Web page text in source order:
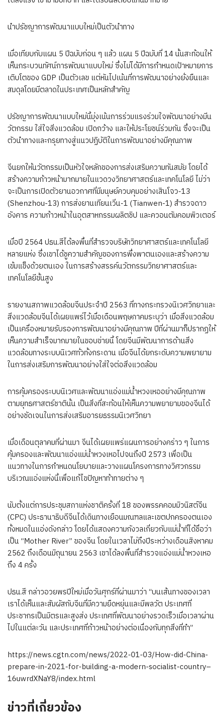
นำปรัชญาการพัฒนาแบบใหม่เป็นตัวนำทาง
เมื่อเทียบกับแผน 5 ปีฉบับก่อน ๆ แล้ว แผน 5 ปีฉบับที่ 14 นั้นสะท้อนให้
เห็นกระบวนทัศน์การพัฒนาแบบใหม่ ซึ่งไม่ได้มีการกำหนดเป้าหมายการ
เติบโตของ GDP เป็นตัวเลข แต่หันไปเน้นที่การพัฒนาอย่างยั่งยืนและ
สมดุลโดยมีตลาดในประเทศเป็นหลักสำคัญ
ปรัชญาการพัฒนาแบบใหม่นี้มุ่งเน้นการร่วมแรงร่วมใจพัฒนาอย่างมีน
วัตกรรม ใส่ใจสิ่งแวดล้อม เปิดกว้าง และให้ประโยชน์ร่วมกัน ซึ่งจะเป็น
ตัวนำทางและกรุยทางสู่แนวปฏิบัติในการพัฒนาอย่างมีคุณภาพ
จีนยกให้นวัตกรรมเป็นหัวใจหลักของการส่งเสริมความทันสมัย โดยได้
สร้างความก้าวหน้ามากมายในแวดวงวิทยาศาสตร์และเทคโนโลยี ไม่ว่า
จะเป็นการเปิดตัวยานอวกาศที่มีมนุษย์ควบคุมอย่างเสินโจว-13
(Shenzhou-13) การส่งยานเทียนเวิ่น-1 (Tianwen-1) สำรวจดาว
อังคาร ความก้าวหน้าในอุตสาหกรรมผลิตชิป และควอนตัมคอมพิวเตอร์
เมื่อปี 2564 ปธน.สีได้ลงพื้นที่สำรวจบริษัทวิทยาศาสตร์และเทคโนโลยี
หลายแห่ง ซึ่งเขาได้ชูความสำคัญของการพึ่งพาตนเองและสร้างความ
เข้มแข็งด้วยตนเอง ในการสร้างสรรค์นวัตกรรมวิทยาศาสตร์และ
เทคโนโลยีขั้นสูง
รายงานสภาพแวดล้อมจีนประจำปี 2563 ที่ทางกระทรวงนิเวศวิทยาและ
สิ่งแวดล้อมจีนได้เผยแพร่ไว้เมื่อเดือนพฤษภาคมระบุว่า เมื่อสิ่งแวดล้อม
เป็นเครื่องหมายรับรองการพัฒนาอย่างมีคุณภาพ ปีที่ผ่านมาก็ปรากฏให้
เห็นความสำเร็จมากมายในขอบข่ายนี้ โดยจีนมีพัฒนาการด้านสิ่ง
แวดล้อมทางระบบนิเวศทั่วทั้งกระดาน เมื่อจีนได้ยกระดับความพยายาม
ในการส่งเสริมการพัฒนาอย่างใส่ใจต่อสิ่งแวดล้อม
การคุ้มครองระบบนิเวศและพัฒนาแอ่งแม่น้ำหวงเหออย่างมีคุณภาพ
ตามยุทธศาสตร์ชาตินั้น เป็นสิ่งที่สะท้อนให้เห็นความพยายามของจีนได้
อย่างชัดเจนในการส่งเสริมอารยธรรมนิเวศวิทยา
เมื่อเดือนตุลาคมที่ผ่านมา จีนได้เผยแพร่แผนการอย่างคร่าว ๆ ในการ
คุ้มครองและพัฒนาแอ่งแม่น้ำหวงเหอไปจนถึงปี 2573 เพื่อเป็น
แนวทางในการกำหนดนโยบายและวางแผนโครงการทางวิศวกรรม
บริเวณแอ่งแห่งนี้เพื่อแก้ไขปัญหาท้าทายต่าง ๆ
นับตั้งแต่การประชุมสภาแห่งชาติครั้งที่ 18 ของพรรคคอมมิวนิสต์จีน
(CPC) ประธานาธิบดีจีนได้เดินทางเยือนมณฑลและเขตปกครองตนเอง
ทั้งหมดในแอ่งดังกล่าว โดยได้แสดงความกังวลเกี่ยวกับแม่น้ำที่ได้ชื่อว่า
เป็น “Mother River” ของจีน โดยในเวลาไม่ถึงปีระหว่างเดือนสิงหาคม
2562 ถึงเดือนมิถุนายน 2563 เขาได้ลงพื้นที่สำรวจแอ่งแม่น้ำหวงเหอ
ถึง 4 ครั้ง
ปธน.สี กล่าวอวยพรปีใหม่เมื่อวันศุกร์ที่ผ่านมาว่า “บนเส้นทางของเวลา
เราได้เห็นและสัมผัสกับจีนที่มีความยืดหยุ่นและมีพลวัต ประเทศที่
ประชากรเป็นมิตรและสูงส่ง ประเทศที่พัฒนาอย่างรวดเร็วเมื่อเวลาผ่าน
ไปในแต่ละวัน และประเทศที่ก้าวหน้าอย่างต่อเนื่องกับทุกสิ่งที่ทำ”
https://news.cgtn.com/news/2022-01-03/How-did-China-
prepare-in-2021-for-building-a-modern-socialist-country–
16uwrdXNaY8/index.html
ข่าวที่เกี่ยวข้อง